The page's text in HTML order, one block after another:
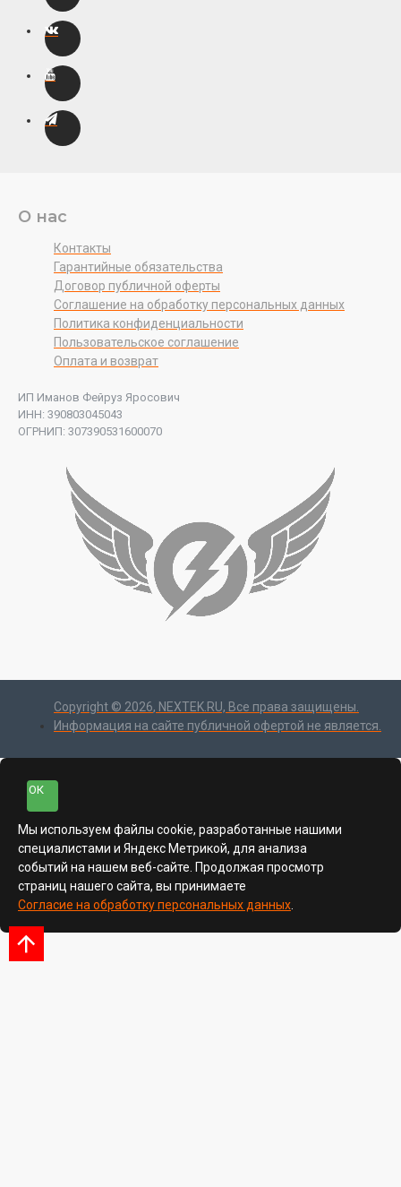
О нас
Контакты
Гарантийные обязательства
Договор публичной оферты
Соглашение на обработку персональных данных
Политика конфиденциальности
Пользовательское соглашение
Оплата и возврат
ИП Иманов Фейруз Яросович
ИНН: 390803045043
ОГРНИП: 307390531600070
Copyright © 2026, NEXTEK.RU, Все права защищены.
Информация на сайте публичной офертой не является.
ОК
Мы используем файлы cookie, разработанные нашими
специалистами и Яндекс Метрикой, для анализа
событий на нашем веб-сайте. Продолжая просмотр
страниц нашего сайта, вы принимаете
Согласие на обработку персональных данных